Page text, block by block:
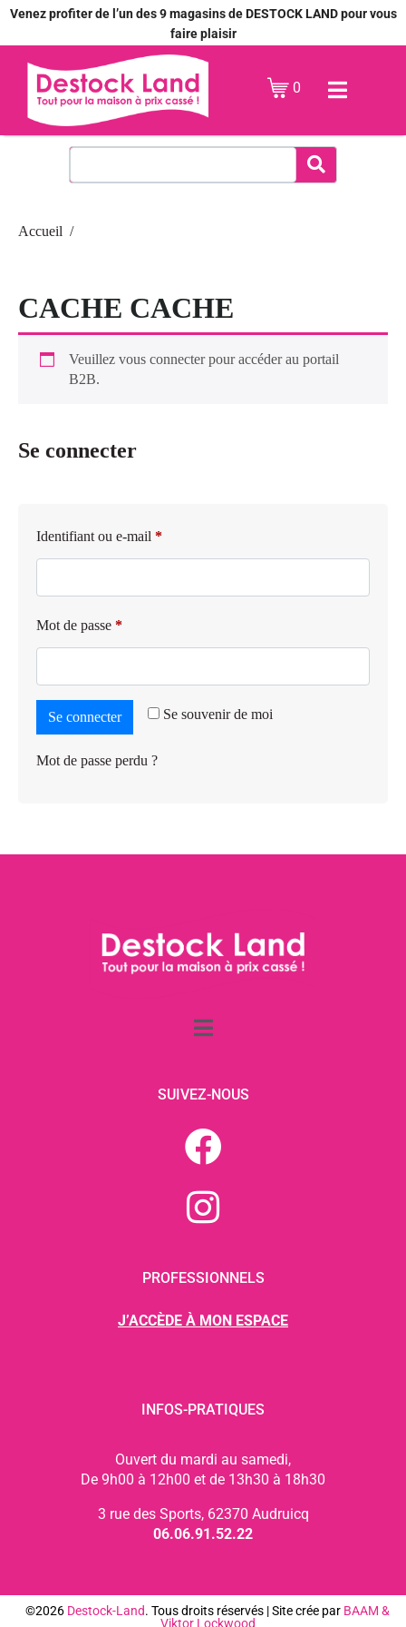
Venez profiter de l’un des 9 magasins de DESTOCK LAND pour vous
faire plaisir
0
Accueil
CACHE CACHE
Veuillez vous connecter pour accéder au portail
B2B.
Se connecter
Identifiant ou e-mail *
Mot de passe *
Se souvenir de moi
Se connecter
Mot de passe perdu ?
SUIVEZ-NOUS
PROFESSIONNELS
J’ACCÈDE À MON ESPACE
INFOS-PRATIQUES
Ouvert du mardi au samedi,
De 9h00 à 12h00 et de 13h30 à 18h30
3 rue des Sports, 62370 Audruicq
06.06.91.52.22
©2026 Destock-Land. Tous droits réservés | Site crée par BAAM &
Viktor Lockwood